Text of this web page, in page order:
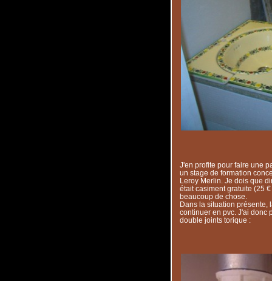
J'en profite pour faire une
un stage de formation
Leroy Merlin. Je dois que
était casiment gratuite (25
beaucoup de chose.
Dans la situation présente,
continuer en pvc. J'ai donc
double joints torique :